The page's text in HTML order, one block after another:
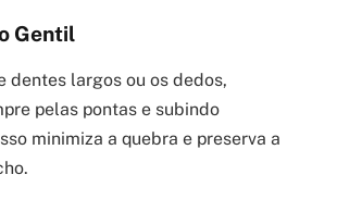
Gentil
dentes largos ou os dedos,
pelas pontas e subindo
minimiza a quebra e preserva a